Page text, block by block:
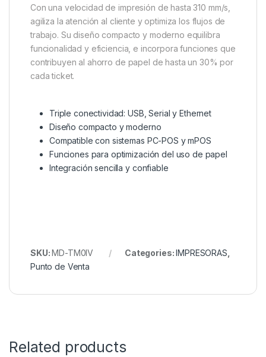
Con una velocidad de impresión de hasta 310 mm/s,
agiliza la atención al cliente y optimiza los flujos de
trabajo. Su diseño compacto y moderno equilibra
funcionalidad y eficiencia, e incorpora funciones que
contribuyen al ahorro de papel de hasta un 30% por
cada ticket.
Triple conectividad: USB, Serial y Ethernet
Diseño compacto y moderno
Compatible con sistemas PC-POS y mPOS
Funciones para optimización del uso de papel
Integración sencilla y confiable
SKU:MD-TM0IV Categories:IMPRESORAS
Punto de Venta
Related products